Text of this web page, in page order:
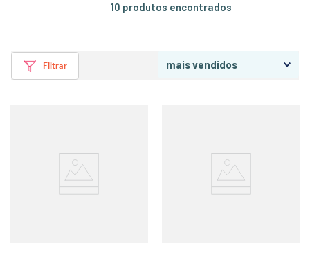
10 produtos
Filtrar mais vendidos